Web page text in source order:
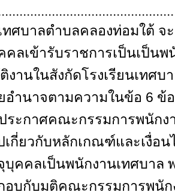
ทศบาลตำบลคลองท่อมใต้ จ
คลเข้ารับราชการเป็นเป็น
งานในสังกัดโรงเรียนเทศบ
อำนาจตามความในข้อ 6
ระกาศคณะกรรมการพนักง
เกี่ยวกับหลักเกณฑ์และเงื่อ
บุคคลเป็นพนักงานเทศบาล
อบกับมติคณะกรรมการพนัก